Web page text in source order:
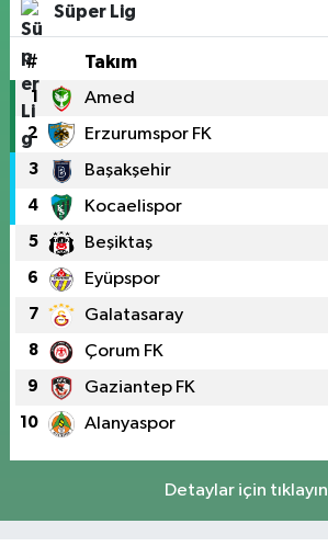
Süper Lig
# Takım
1 Amed
2 Erzurumspor FK
3 Başakşehir
4 Kocaelispor
5 Beşiktaş
6 Eyüpspor
7 Galatasaray
8 Çorum FK
9 Gaziantep FK
10 Alanyaspor
Detaylar için tıklayın